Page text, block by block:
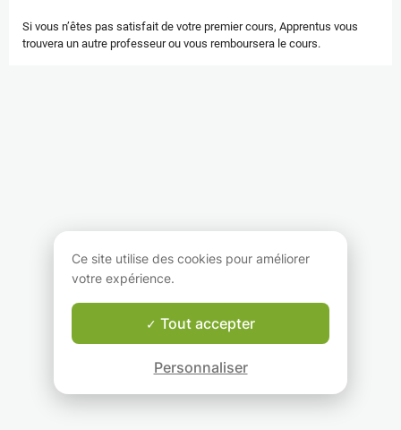
Si vous n’êtes pas satisfait de votre premier cours, Apprentus vous
trouvera un autre professeur ou vous remboursera le cours.
Ce site utilise des cookies pour améliorer
votre expérience.
Tout accepter
Personnaliser